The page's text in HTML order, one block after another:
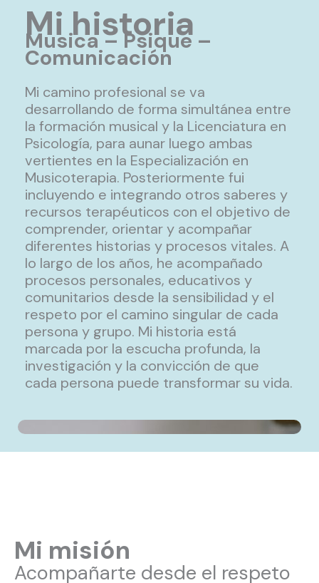
Mi historia
Musica – Psique –
Comunicación
Mi camino profesional se va
desarrollando de forma simultánea entre
la formación musical y la Licenciatura en
Psicología, para aunar luego ambas
vertientes en la Especialización en
Musicoterapia. Posteriormente fui
incluyendo e integrando otros saberes y
recursos terapéuticos con el objetivo de
comprender, orientar y acompañar
diferentes historias y procesos vitales. A
lo largo de los años, he acompañado
procesos personales, educativos y
comunitarios desde la sensibilidad y el
respeto por el camino singular de cada
persona y grupo. Mi historia está
marcada por la escucha profunda, la
investigación y la convicción de que
cada persona puede transformar su vida.
Mi misión
Acompañarte desde el respeto